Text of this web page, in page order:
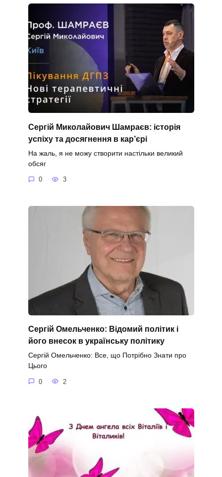
Сергій Миколайович Шамраєв: історія
успіху та досягнення в кар’єрі
На жаль, я не можу створити настільки великий
обсяг
0 3
Сергій Омельченко: Відомий політик і
його внесок в українську політику
Сергій Омельченко: Все, що Потрібно Знати про
Цього
0 2